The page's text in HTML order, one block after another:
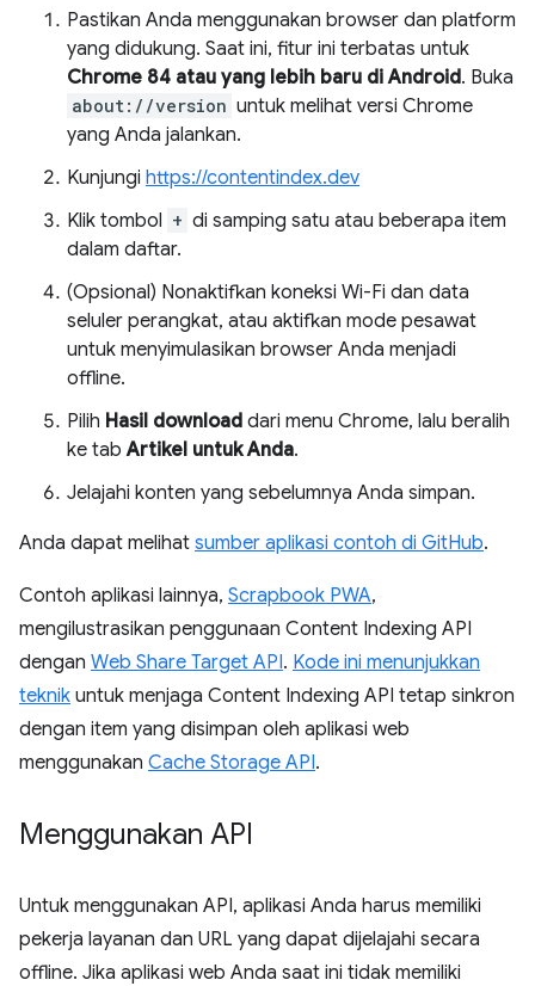
Pastikan Anda menggunakan browser dan platform
yang didukung. Saat ini, fitur ini terbatas untuk
Chrome 84 atau yang lebih baru di Android. Buka
about://version untuk melihat versi Chrome
yang Anda jalankan.
Kunjungi https://contentindex.dev
Klik tombol + di samping satu atau beberapa item
dalam daftar.
(Opsional) Nonaktifkan koneksi Wi-Fi dan data
seluler perangkat, atau aktifkan mode pesawat
untuk menyimulasikan browser Anda menjadi
offline.
Pilih Hasil download dari menu Chrome, lalu beralih
ke tabArtikel untuk Anda.
Jelajahi konten yang sebelumnya Anda simpan.
Anda dapat melihat sumber aplikasi contoh di GitHub.
Contoh aplikasi lainnya, Scrapbook PWA,
mengilustrasikan penggunaan Content Indexing API
dengan Web Share Target API. Kode ini menunjukkan
teknik untuk menjaga Content Indexing API tetap sinkron
dengan item yang disimpan oleh aplikasi web
menggunakan Cache Storage API.
Menggunakan API
Untuk menggunakan API, aplikasi Anda harus memiliki
pekerja layanan dan URL yang dapat dijelajahi secara
offline. Jika aplikasi web Anda saat ini tidak memiliki